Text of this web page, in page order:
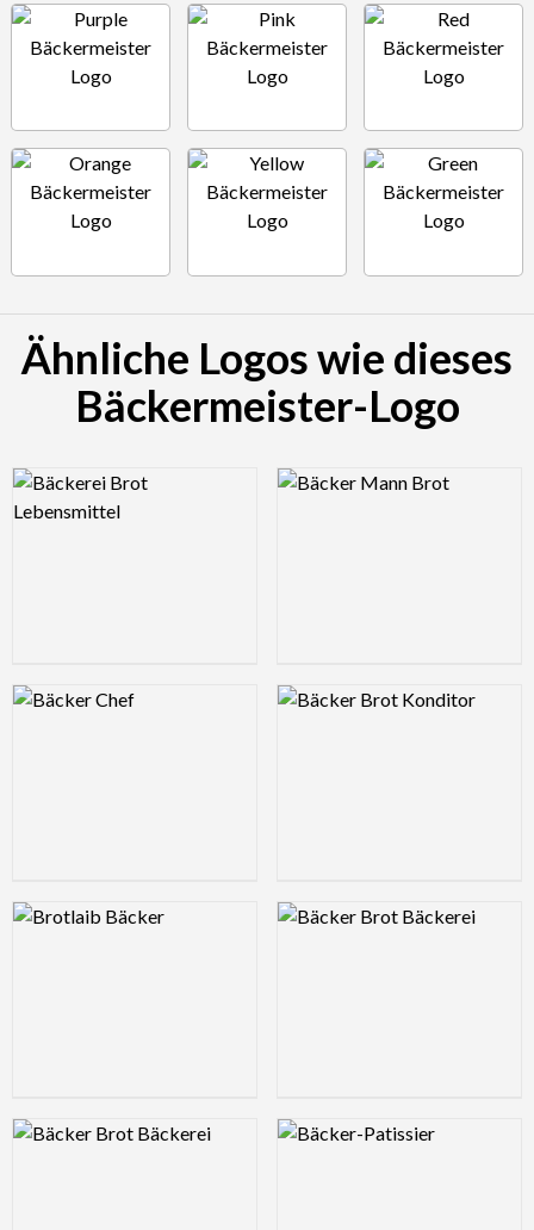
Ähnliche Logos wie dieses
Bäckermeister-Logo
Logo Preview Image Logo Preview Image
Logo Preview Image Logo Preview Image
Logo Preview Image Logo Preview Image
Logo Preview Image Logo Preview Image